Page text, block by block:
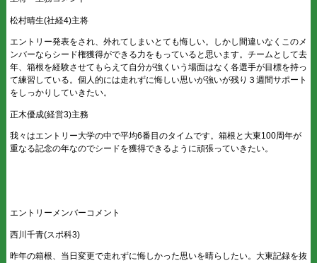
松村晴生(社経4)主将
エントリー発表をされ、外れてしまいとても悔しい。しかし間違いなくこのメ
ンバーならシード権獲得ができる力をもっていると思います。チームとして去
年、箱根を経験させてもらえて自分が強くいう場面はなく各選手が目標を持っ
て練習している。個人的には走れずに悔しい思いが強いが残り３週間サポート
をしっかりしていきたい。
正木優成(経営3)主務
我々はエントリー大学の中で平均6番目のタイムです。箱根と大東100周年が
重なる記念の年なのでシードを獲得できるように頑張っていきたい。
エントリーメンバーコメント
西川千青(スポ科3)
昨年の箱根、当日変更で走れずに悔しかった思いを晴らしたい。大東記録を抜